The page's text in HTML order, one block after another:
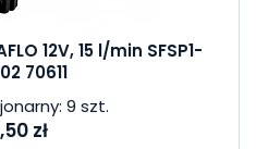
12V, 15 l/min SFSP1-
70611
9 szt.
zł